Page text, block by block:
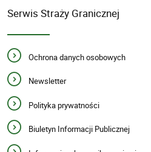
Serwis Straży Granicznej
Ochrona danych osobowych
Newsletter
Polityka prywatności
Biuletyn Informacji Publicznej